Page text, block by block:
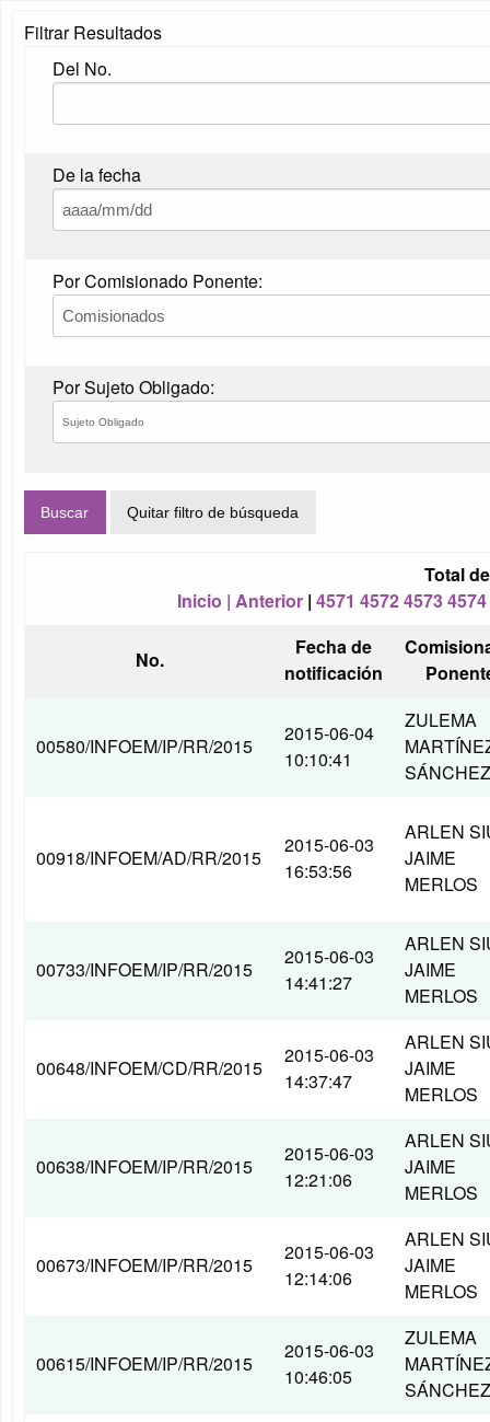
Filtrar Resultados
Del No.
De la fecha
Por Comisionado Ponente:
Por Sujeto Obligado:
Buscar Quitar filtro de búsqueda
Total
Inicio | Anterior | 4571 457245734574
No.
Fecha de
notificación
00580/INFOEM/IP/RR/2015
2015-06-04
10:10:41
ZULEMA
SÁNCHEZ
00918/INFOEM/AD/RR/2015
2015-06-03
16:53:56
ARLEN
JAIME
MERLOS
00733/INFOEM/IP/RR/2015
2015-06-03
14:41:27
ARLEN
JAIME
MERLOS
00648/INFOEM/CD/RR/2015
2015-06-03
14:37:47
ARLEN
JAIME
MERLOS
00638/INFOEM/IP/RR/2015
2015-06-03
12:21:06
ARLEN
JAIME
MERLOS
00673/INFOEM/IP/RR/2015
2015-06-03
12:14:06
ARLEN
JAIME
MERLOS
00615/INFOEM/IP/RR/2015
2015-06-03
10:46:05
ZULEMA
SÁNCHEZ